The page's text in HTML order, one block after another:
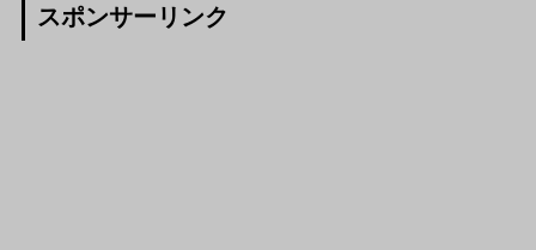
スポンサーリンク